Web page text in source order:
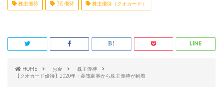
株主優待 3月優待 株主優待（クオカード）
HOME お金
株主優待
【クオカード優待】2020年・菱電商事から株主優待が到着